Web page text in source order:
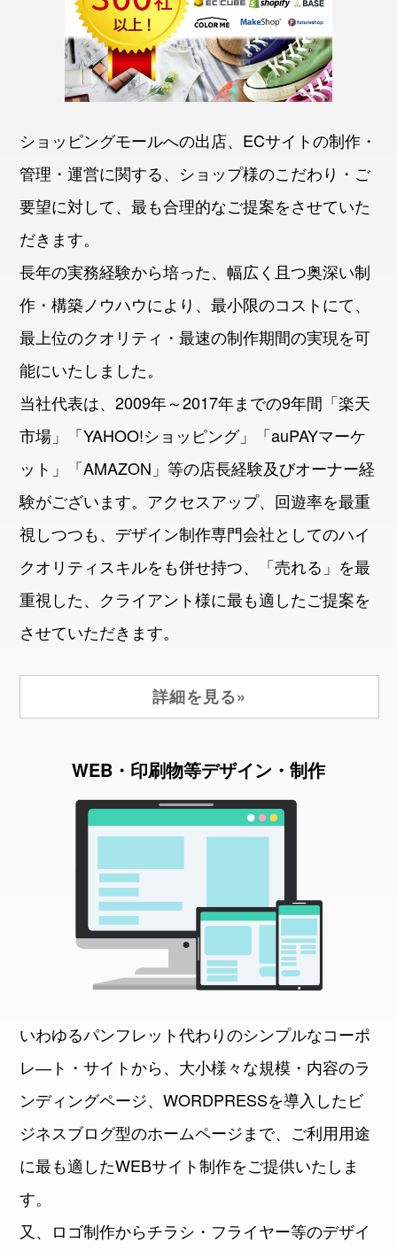
ショッピングモールへの出店、ECサイトの制作・
管理・運営に関する、ショップ様のこだわり・ご
要望に対して、最も合理的なご提案をさせていた
だきます。
長年の実務経験から培った、幅広く且つ奥深い制
作・構築ノウハウにより、最小限のコストにて、
最上位のクオリティ・最速の制作期間の実現を可
能にいたしました。
当社代表は、2009年～2017年までの9年間「楽天
市場」「YAHOO!ショッピング」「auPAYマーケ
ット」「AMAZON」等の店長経験及びオーナー経
験がございます。アクセスアップ、回遊率を最重
視しつつも、デザイン制作専門会社としてのハイ
クオリティスキルをも併せ持つ、「売れる」を最
重視した、クライアント様に最も適したご提案を
させていただきます。
詳細を見る»
WEB・印刷物等デザイン・制作
いわゆるパンフレット代わりのシンプルなコーポ
レ―ト・サイトから、大小様々な規模・内容のラ
ンディングページ、WORDPRESSを導入したビ
ジネスブログ型のホームページまで、ご利用用途
に最も適したWEBサイト制作をご提供いたしま
す。
又、ロゴ制作からチラシ・フライヤー等のデザイ